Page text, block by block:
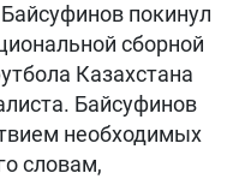
покинул
сборной
Казахстана
Байсуфинов
необходимых
словам,